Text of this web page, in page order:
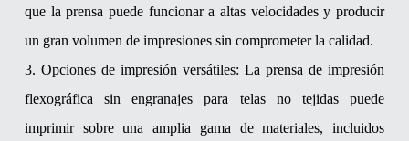
que la prensa puede funcionar a altas velocidades y producir
un gran volumen de impresiones sin comprometer la calidad.
3. Opciones de impresión versátiles: La prensa de impresión
flexográfica sin engranajes para telas no tejidas puede
imprimir sobre una amplia gama de materiales, incluidos